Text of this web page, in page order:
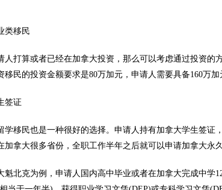
移民
算或者已经在加拿大投资，那么可以考虑通过投资的
移民的投资金额要求是80万加元，申请人需要具备160万加
证
民也是一种很好的选择。申请人持有加拿大学生签证
加拿大很多省份，全职工作半年之后就可以申请加拿大永
克为例，申请人国内高中毕业或者在加拿大完成中学